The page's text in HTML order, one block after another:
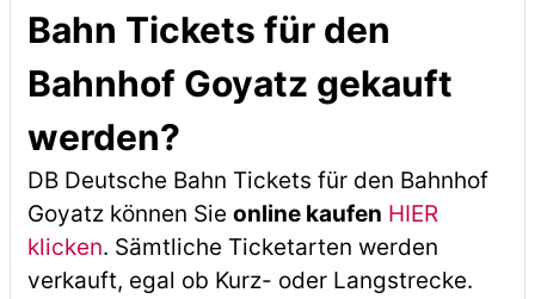
Bahn Tickets für den
Bahnhof Goyatz gekauft
werden?
DB Deutsche Bahn Tickets für den Bahnhof
Goyatz können Sie online kaufen HIER
klicken. Sämtliche Ticketarten werden
verkauft, egal ob Kurz- oder Langstrecke.